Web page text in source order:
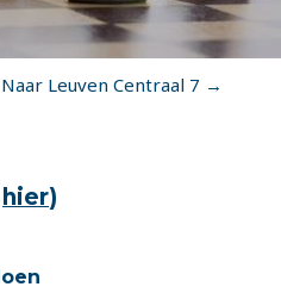
Naar Leuven Centraal 7 →
hier)